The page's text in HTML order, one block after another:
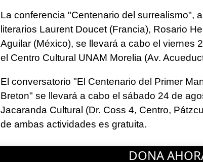
La conferencia "Centenario del surrealismo",
literarios Laurent Doucet (Francia), Rosario
Aguilar (México), se llevará a cabo el viernes
el Centro Cultural UNAM Morelia (Av.
El conversatorio "El Centenario del Primer
Breton" se llevará a cabo el sábado 24 de
Jacaranda Cultural (Dr. Coss 4, Centro,
de ambas actividades es gratuita.
DONA